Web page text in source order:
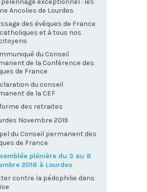
Ancolies de Lourdes
des évêques de France
et à tous nos
du Conseil
de la Conférence des
de France
du conseil
de la CEF
des retraites
Novembre 2019
du Conseil permanent des
de France
plénière du 3 au 8
2018 à Lourdes
contre la pédophilie dans